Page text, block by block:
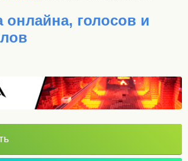
онлайна, голосов и